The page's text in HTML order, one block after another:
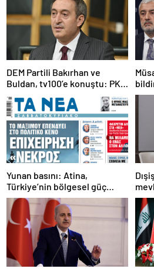
DEM Partili Bakırhan ve
Buldan, tv100’e konuştu: PKK
ne zaman kendini feshedecek
Yunan basını: Atina,
Türkiye’nin bölgesel güç
olmasını durduramadı